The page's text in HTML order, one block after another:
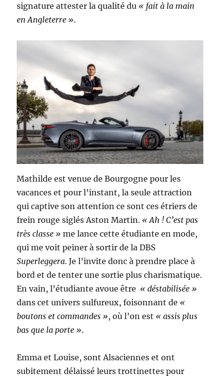
signature attester la qualité du « fait à la main
en Angleterre ».
Mathilde est venue de Bourgogne pour les
vacances et pour l’instant, la seule attraction
qui captive son attention ce sont ces étriers de
frein rouge siglés Aston Martin. « Ah ! C’est pas
très classe » me lance cette étudiante en mode,
qui me voit peiner à sortir de la DBS
Superleggera. Je l’invite donc à prendre place à
bord et de tenter une sortie plus charismatique.
En vain, l’étudiante avoue être « déstabilisée »
dans cet univers sulfureux, foisonnant de «
boutons et commandes », où l’on est « assis plus
bas que la porte ».
Emma et Louise, sont Alsaciennes et ont
subitement délaissé leurs trottinettes pour